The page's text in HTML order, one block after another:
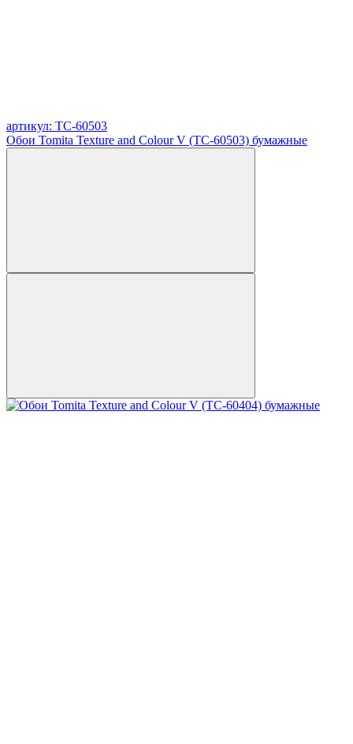
артикул: TC-60503
Обои Tomita Texture and Colour V (TC-60503) бумажные